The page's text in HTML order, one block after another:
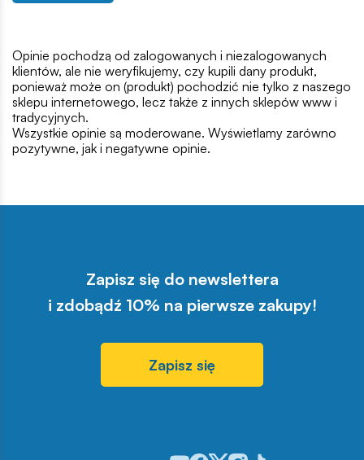
Opinie pochodzą od zalogowanych i niezalogowanych
klientów, ale nie weryfikujemy, czy kupili dany produkt,
ponieważ może on (produkt) pochodzić nie tylko z naszego
sklepu internetowego, lecz także z innych sklepów www i
tradycyjnych.
Wszystkie opinie są moderowane. Wyświetlamy zarówno
pozytywne, jak i negatywne opinie.
Zapisz się do newslettera
i zdobądź 10% na pierwsze zakupy!
Zapisz się